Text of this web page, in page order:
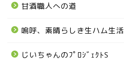
甘酒職人への道
嗚呼、素晴らしき生ハム生活
じいちゃんのﾌﾟﾛｼﾞｪｸﾄS